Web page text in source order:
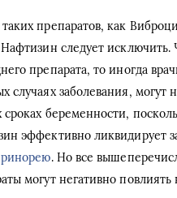
препаратов, как
следует исключить.
препарата, то иногда
случаях заболевания, могут
сроках беременности,
эффективно ликвидирует
ринорею. Но все
могут негативно